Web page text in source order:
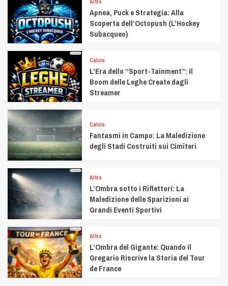
Altro
Apnea, Puck e Strategia: Alla
Scoperta dell’Octopush (L’Hockey
Subacqueo)
Calcio
L’Era dello “Sport-Tainment”: Il
Boom delle Leghe Create dagli
Streamer
Calcio
Fantasmi in Campo: La Maledizione
degli Stadi Costruiti sui Cimiteri
Altro
L’Ombra sotto i Riflettori: La
Maledizione delle Sparizioni ai
Grandi Eventi Sportivi
Altro
L’Ombra del Gigante: Quando il
Gregario Riscrive la Storia del Tour
de France